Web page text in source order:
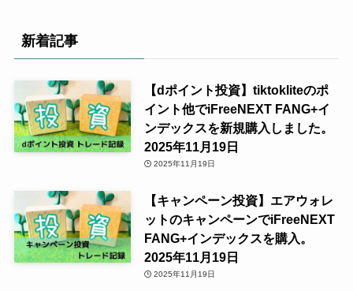
新着記事
【dポイント投資】tiktokliteのポ
イント他でiFreeNEXT FANG+イ
ンデックスを新規購入しました。
2025年11月19日
2025年11月19日
【キャンペーン投資】エアウォレ
ットのキャンペーンでiFreeNEXT
FANG+インデックスを購入。
2025年11月19日
2025年11月19日